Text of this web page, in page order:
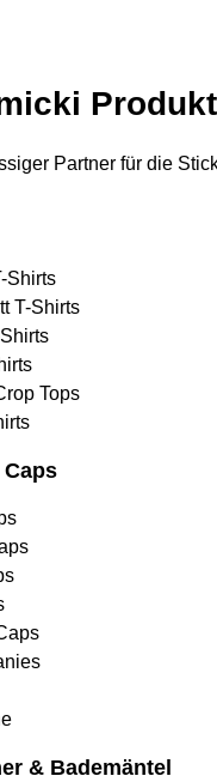
Partner für die
Shirts
T-Shirts
Tops
Caps
& Bademäntel